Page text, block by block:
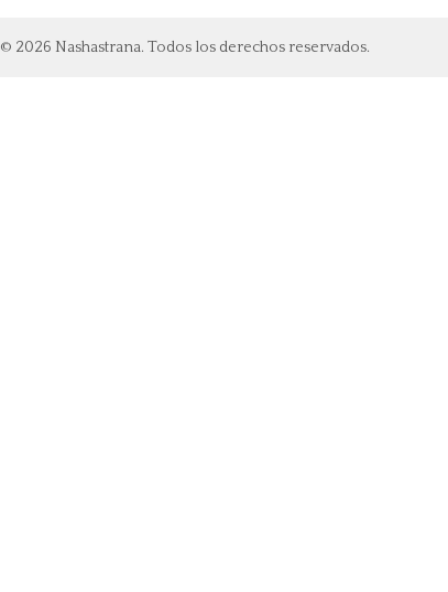
© 2026 Nashastrana. Todos los derechos reservados.